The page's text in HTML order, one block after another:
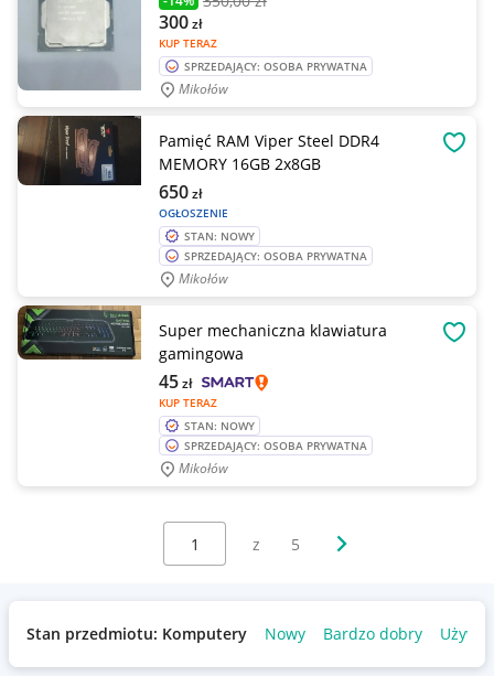
KUP TERAZ
300zł
SPRZEDAJĄCY: OSOBA PRYWATNA
Mikołów
Pamięć RAM Viper Steel DDR4
MEMORY 16GB 2x8GB
OGŁOSZENIE
650zł
STAN: NOWY
SPRZEDAJĄCY: OSOBA PRYWATNA
Mikołów
Super mechaniczna klawiatura
gamingowa
KUP TERAZ
45zł
STAN: NOWY
SPRZEDAJĄCY: OSOBA PRYWATNA
Mikołów
Wybierz stronę:
z 5 Następna strona
Stan przedmiotu: Komputery Nowy Bardzo dobry